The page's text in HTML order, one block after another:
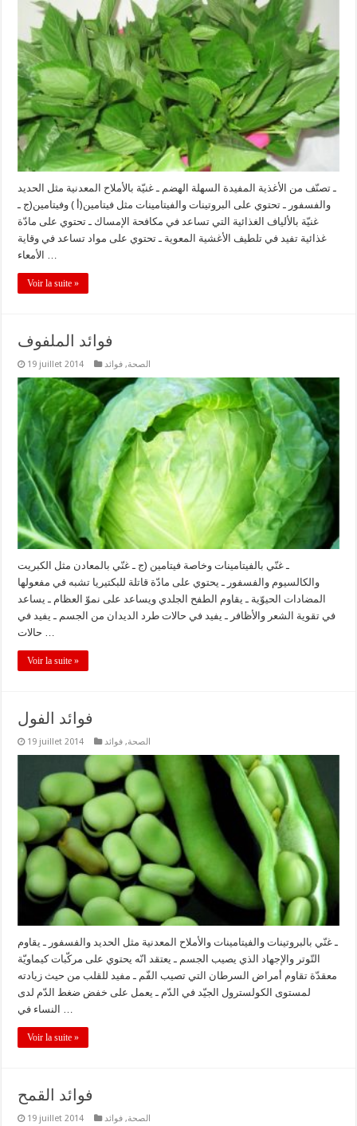
ـ تصنّف من الأغذية المفيدة السهلة الهضم ـ غنيّة بالأملاح المعدنية مثل الحديد
والفسفور ـ تحتوي على البروتينات والفيتامينات مثل فيتامين(أ ) وفيتامين(ج ـ
غنيّة بالألياف الغذائية التي تساعد في مكافحة الإمساك ـ تحتوي على مادّة
غذائية تفيد في تلطيف الأغشية المعوية ـ تحتوي على مواد تساعد في وقاية
Voir la suite »
فوائد الملفوف
19 juillet 2014 الصحة, فوائد
ـ غنّي بالفيتامينات وخاصة فيتامين (ج ـ غنّي بالمعادن مثل الكبريت
والكالسيوم والفسفور ـ يحتوي على مادّة قاتلة للبكتيريا تشبه في مفعولها
المضادات الحيوّية ـ يقاوم الطفح الجلدي ويساعد على نموّ العظام ـ يساعد
في تقوية الشعر والأظافر ـ يفيد في حالات طرد الديدان من الجسم ـ يفيد في
Voir la suite »
فوائد الفول
19 juillet 2014 الصحة, فوائد
ـ غنّي بالبروتينات والفيتامينات والأملاح المعدنية مثل الحديد والفسفور ـ يقاوم
التّوتر والإجهاد الذي يصيب الجسم ـ يعتقد انّه يحتوي على مركّبات كيماويّة
معقدّة تقاوم أمراض السرطان التي تصيب الفّم ـ مفيد للقلب من حيث زيادته
لمستوى الكولسترول الجيّد في الدّم ـ يعمل على خفض ضغط الدّم لدى
النساء في …
Voir la suite »
فوائد القمح
19 juillet 2014 الصحة, فوائد